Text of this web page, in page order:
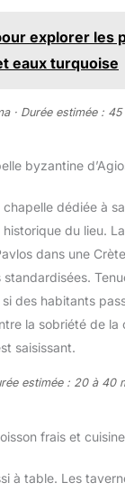
explorer les
eaux turquoise
· Durée estimée :
byzantine
dédiée à
du lieu.
dans une
des habitants
la sobriété de la
saisissant.
estimée : 20 à 40
frais et
à table. Les